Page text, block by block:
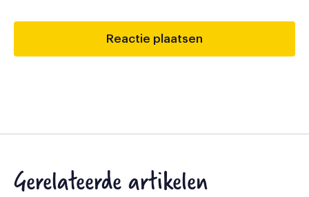
Gerelateerde artikelen